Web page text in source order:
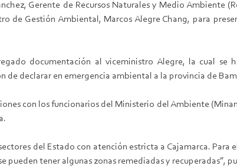
Gerente de Recursos Naturales y Medio Ambiente
de Gestión Ambiental, Marcos Alegre Chang, para
documentación al viceministro Alegre, la cual
de declarar en emergencia ambiental a la provincia de
con los funcionarios del Ministerio del Ambiente
del Estado con atención estricta a Cajamarca.
pueden tener algunas zonas remediadas y recuperadas”,